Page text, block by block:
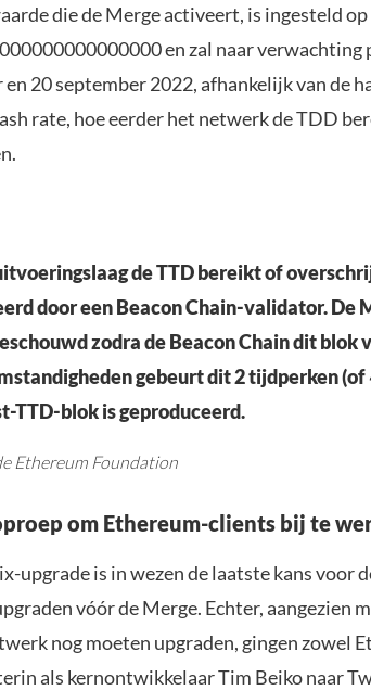
die de Merge activeert, is ingesteld op
en zal naar verwachting
20 september 2022, afhankelijk van de
rate, hoe eerder het netwerk de TDD
de TTD bereikt of
door een Beacon Chain-validator. De
zodra de Beacon Chain dit blok
gebeurt dit 2 tijdperken (of
TTD-blok is geproduceerd.
Ethereum Foundation
om Ethereum-clients bij te
upgrade is in wezen de laatste kans voor
vóór de Merge. Echter, aangezien
nog moeten upgraden, gingen zowel
als kernontwikkelaar Tim Beiko naar